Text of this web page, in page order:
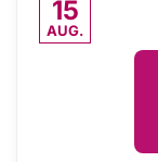
15
AUG.